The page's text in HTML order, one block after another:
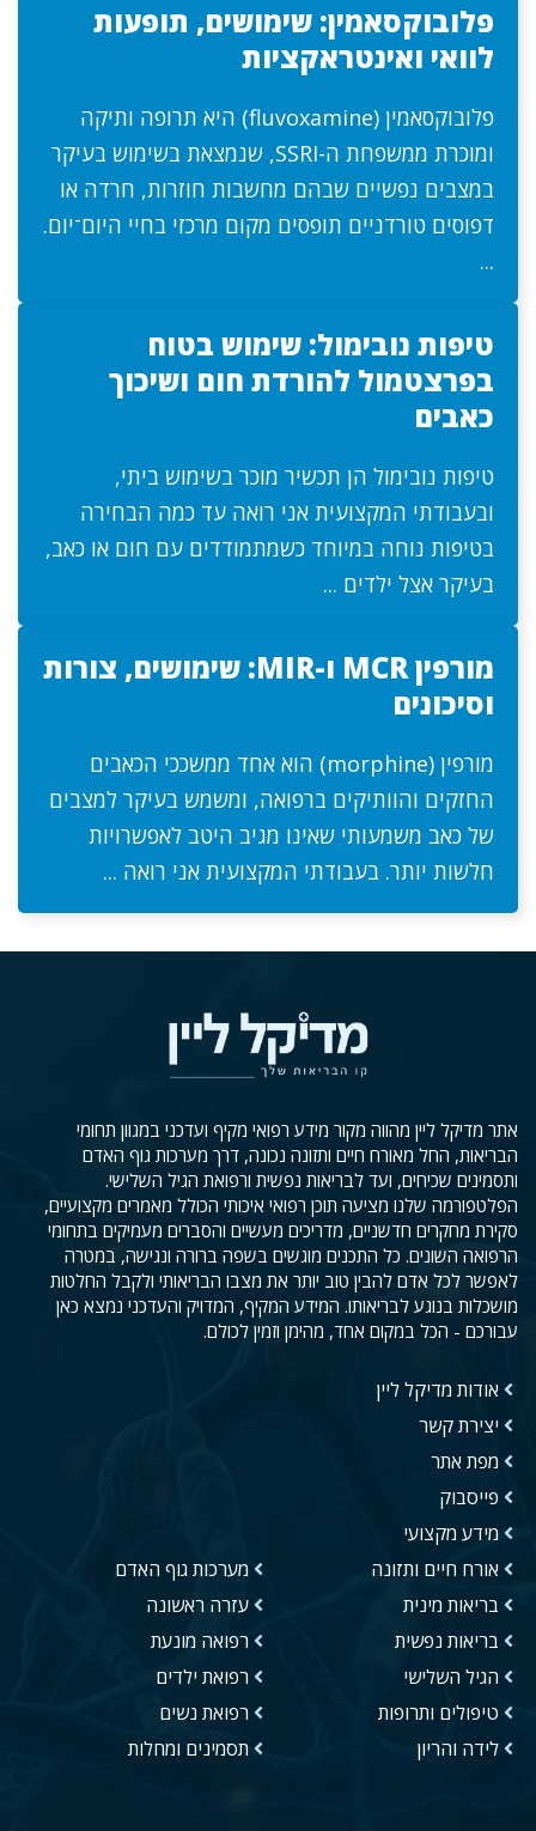
פלובוקסאמין: שימושים, תופעות
לוואי ואינטראקציות
פלובוקסאמין (fluvoxamine) היא תרופה ותיקה
ומוכרת ממשפחת ה-SSRI, שנמצאת בשימוש בעיקר
במצבים נפשיים שבהם מחשבות חוזרות, חרדה או
דפוסים טורדניים תופסים מקום מרכזי בחיי היום־יום.
...
טיפות נובימול: שימוש בטוח
בפרצטמול להורדת חום ושיכוך
כאבים
טיפות נובימול הן תכשיר מוכר בשימוש ביתי,
ובעבודתי המקצועית אני רואה עד כמה הבחירה
בטיפות נוחה במיוחד כשמתמודדים עם חום או כאב,
בעיקר אצל ילדים ...
מורפין MCR ו-MIR: שימושים, צורות
וסיכונים
מורפין (morphine) הוא אחד ממשככי הכאבים
החזקים והוותיקים ברפואה, ומשמש בעיקר למצבים
של כאב משמעותי שאינו מגיב היטב לאפשרויות
חלשות יותר. בעבודתי המקצועית אני רואה ...
אתר מדיקל ליין מהווה מקור מידע רפואי מקיף ועדכני במגוון תחומי
הבריאות, החל מאורח חיים ותזונה נכונה, דרך מערכות גוף האדם
ותסמינים שכיחים, ועד לבריאות נפשית ורפואת הגיל השלישי.
הפלטפורמה שלנו מציעה תוכן רפואי איכותי הכולל מאמרים מקצועיים,
סקירת מחקרים חדשניים, מדריכים מעשיים והסברים מעמיקים בתחומי
הרפואה השונים. כל התכנים מוגשים בשפה ברורה ונגישה, במטרה
לאפשר לכל אדם להבין טוב יותר את מצבו הבריאותי ולקבל החלטות
מושכלות בנוגע לבריאותו. המידע המקיף, המדויק והעדכני נמצא כאן
עבורכם - הכל במקום אחד, מהימן וזמין לכולם.
אודות מדיקל ליין
יצירת קשר
מפת אתר
פייסבוק
מידע מקצועי
אורח חיים ותזונה
בריאות מינית
בריאות נפשית
הגיל השלישי
טיפולים ותרופות
לידה והריון
מערכות גוף האדם
עזרה ראשונה
רפואה מונעת
רפואת ילדים
רפואת נשים
תסמינים ומחלות